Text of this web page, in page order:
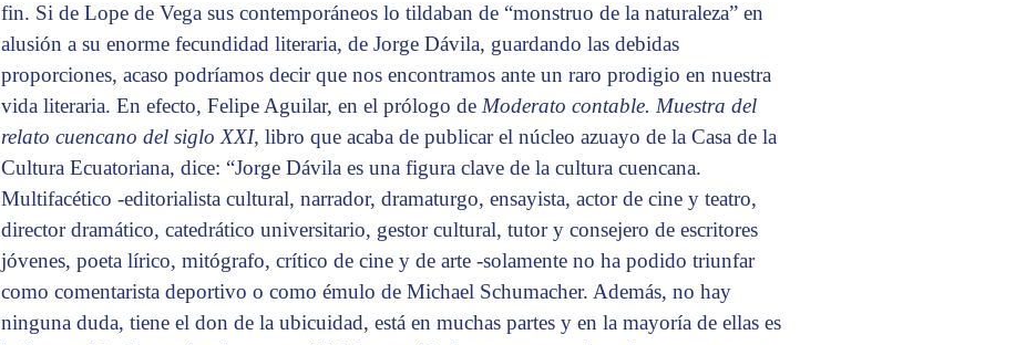
fin. Si de Lope de Vega sus contemporáneos lo tildaban de “monstruo de la naturaleza” en
alusión a su enorme fecundidad literaria, de Jorge Dávila, guardando las debidas
proporciones, acaso podríamos decir que nos encontramos ante un raro prodigio en nuestra
vida literaria. En efecto, Felipe Aguilar, en el prólogo de Moderato contable. Muestra del
relato cuencano del siglo XXI, libro que acaba de publicar el núcleo azuayo de la Casa de la
Cultura Ecuatoriana, dice: “Jorge Dávila es una figura clave de la cultura cuencana.
Multifacético -editorialista cultural, narrador, dramaturgo, ensayista, actor de cine y teatro,
director dramático, catedrático universitario, gestor cultural, tutor y consejero de escritores
jóvenes, poeta lírico, mitógrafo, crítico de cine y de arte -solamente no ha podido triunfar
como comentarista deportivo o como émulo de Michael Schumacher. Además, no hay
ninguna duda, tiene el don de la ubicuidad, está en muchas partes y en la mayoría de ellas es